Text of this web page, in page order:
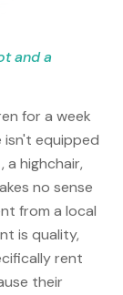
and a
for a week
isn't equipped
highchair,
no sense
from a local
is quality,
rent
their